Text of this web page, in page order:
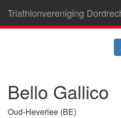
Triathlonvereniging
Bello Gallico
Oud-Heverlee (BE)